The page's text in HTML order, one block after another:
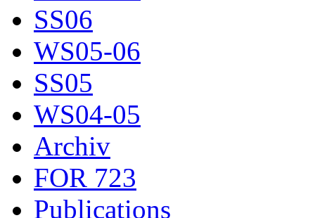
SS06
WS05-06
SS05
WS04-05
Archiv
FOR 723
Publications